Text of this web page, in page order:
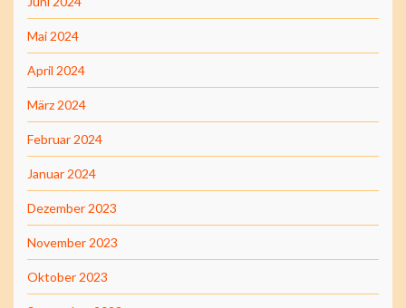
Mai 2024
April 2024
März 2024
Februar 2024
Januar 2024
Dezember 2023
November 2023
Oktober 2023